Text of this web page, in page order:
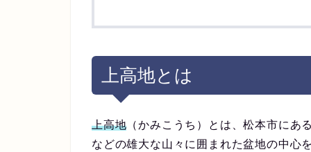
上高地とは
上高地 （かみこうち）とは、松本市に
などの雄大な山々に囲まれた盆地の中心